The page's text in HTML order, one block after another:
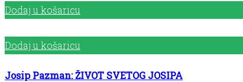
Dodaj u košaricu
Dodaj u košaricu
Josip Pazman: ŽIVOT SVETOG JOSIPA